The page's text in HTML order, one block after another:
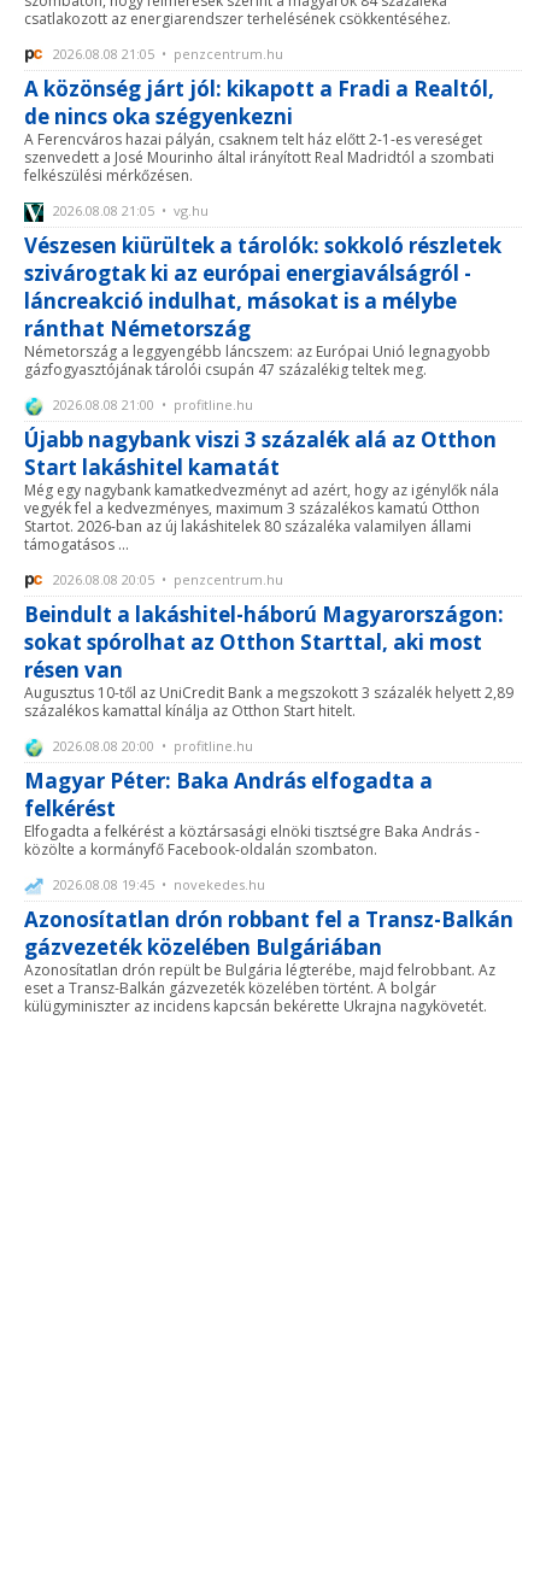
csatlakozott az energiarendszer terhelésének csökkentéséhez.
2026.08.08 21:05 • penzcentrum.hu
A közönség járt jól: kikapott a Fradi a Realtól,
de nincs oka szégyenkezni
A Ferencváros hazai pályán, csaknem telt ház előtt 2-1-es vereséget
szenvedett a José Mourinho által irányított Real Madridtól a szombati
felkészülési mérkőzésen.
2026.08.08 21:05 • vg.hu
Vészesen kiürültek a tárolók: sokkoló részletek
szivárogtak ki az európai energiaválságról -
láncreakció indulhat, másokat is a mélybe
ránthat Németország
Németország a leggyengébb láncszem: az Európai Unió legnagyobb
gázfogyasztójának tárolói csupán 47 százalékig teltek meg.
2026.08.08 21:00 • profitline.hu
Újabb nagybank viszi 3 százalék alá az Otthon
Start lakáshitel kamatát
Még egy nagybank kamatkedvezményt ad azért, hogy az igénylők nála
vegyék fel a kedvezményes, maximum 3 százalékos kamatú Otthon
Startot. 2026-ban az új lakáshitelek 80 százaléka valamilyen állami
támogatásos ...
2026.08.08 20:05 • penzcentrum.hu
Beindult a lakáshitel-háború Magyarországon:
sokat spórolhat az Otthon Starttal, aki most
résen van
Augusztus 10-től az UniCredit Bank a megszokott 3 százalék helyett 2,89
százalékos kamattal kínálja az Otthon Start hitelt.
2026.08.08 20:00 • profitline.hu
Magyar Péter: Baka András elfogadta a
felkérést
Elfogadta a felkérést a köztársasági elnöki tisztségre Baka András -
közölte a kormányfő Facebook-oldalán szombaton.
2026.08.08 19:45 • novekedes.hu
Azonosítatlan drón robbant fel a Transz-Balkán
gázvezeték közelében Bulgáriában
Azonosítatlan drón repült be Bulgária légterébe, majd felrobbant. Az
eset a Transz-Balkán gázvezeték közelében történt. A bolgár
külügyminiszter az incidens kapcsán bekérette Ukrajna nagykövetét.